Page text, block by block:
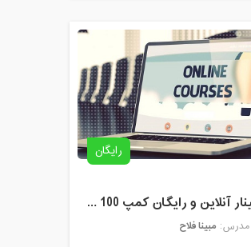
رایگان
وبینار آنلاین و رایگان کمپ 100 نفر - متوسطه اول
مدرس: مبینا فلاح